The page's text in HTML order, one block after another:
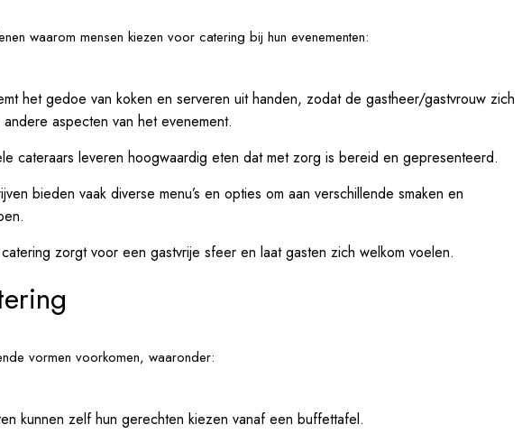
waarom mensen kiezen voor catering bij hun evenementen:
het gedoe van koken en serveren uit handen, zodat de gastheer/gastvrouw zich
aspecten van het evenement.
cateraars leveren hoogwaardig eten dat met zorg is bereid en gepresenteerd.
bieden vaak diverse menu’s en opties om aan verschillende smaken en
zorgt voor een gastvrije sfeer en laat gasten zich welkom voelen.
vormen voorkomen, waaronder:
kunnen zelf hun gerechten kiezen vanaf een buffettafel.